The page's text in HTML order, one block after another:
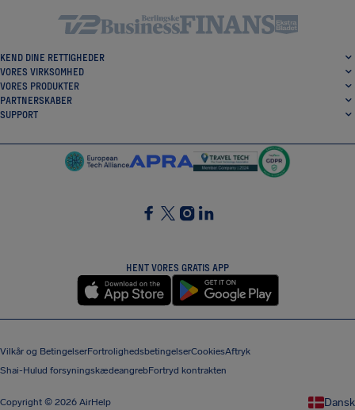
KEND DINE RETTIGHEDER
VORES VIRKSOMHED
VORES PRODUKTER
PARTNERSKABER
SUPPORT
HENT VORES GRATIS APP
Vilkår og BetingelserFortrolighedsbetingelserCookiesAftryk
Shai-Hulud forsyningskædeangrebFortryd kontrakten
Copyright © 2026 AirHelp Dansk